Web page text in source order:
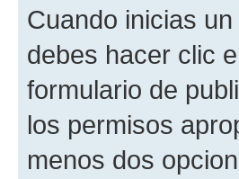
Cuando inicias
debes hacer clic
formulario de
los permisos
menos dos